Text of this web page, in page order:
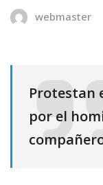
webmaster
Protestan
por el